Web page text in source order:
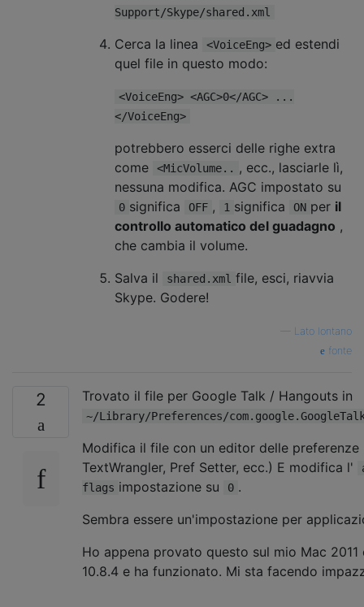
Support/Skype/shared.xml
Cerca la linea <VoiceEng> ed estendi
quel file in questo modo:
<VoiceEng> <AGC>0</AGC> ...
</VoiceEng>
potrebbero esserci delle righe extra
come
<MicVolume..
, ecc., lasciarle lì,
nessuna modifica. AGC impostato su
0 significa OFF , 1 significa ON per il
controllo automatico del guadagno ,
che cambia il volume.
Salva il
shared.xml file, esci, riavvia
Skype. Godere!
Lato lontano
fonte
2 Trovato il file per Google Talk / Hangouts in
~/Library/Preferences/
Modifica il file con un editor delle preferenze
TextWrangler, Pref Setter, ecc.) E modifica l'
flags impostazione su 0 .
Sembra essere un'impostazione per
Ho appena provato questo sul mio Mac 2011
10.8.4 e ha funzionato. Mi sta facendo